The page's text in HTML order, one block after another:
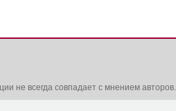
не всегда совпадает с мнением авторов.